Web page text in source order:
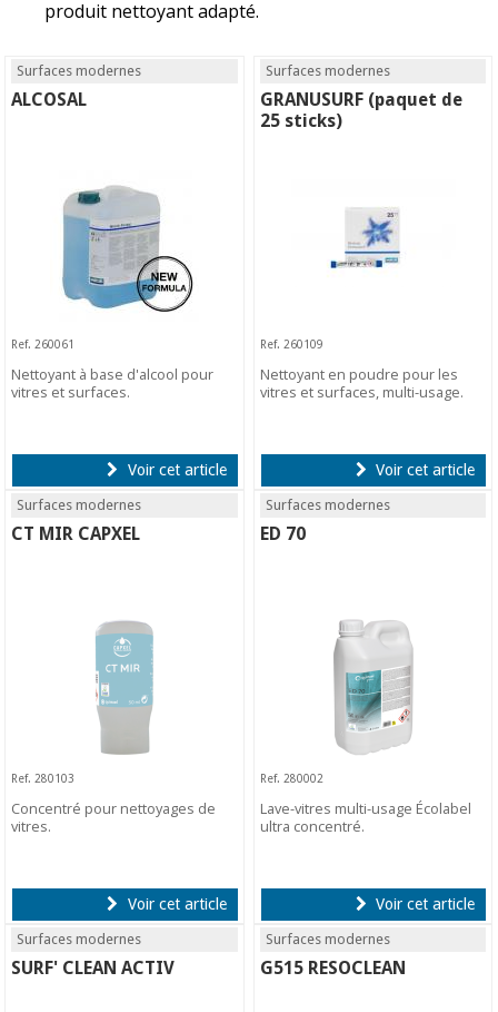
produit nettoyant adapté.
Surfaces modernes
ALCOSAL
Ref. 260061
Nettoyant à base d'alcool pour
vitres et surfaces.
Voir cet article
Surfaces modernes
GRANUSURF (paquet de
25 sticks)
Ref. 260109
Nettoyant en poudre pour les
vitres et surfaces, multi-usage.
Voir cet article
Surfaces modernes
CT MIR CAPXEL
Ref. 280103
Concentré pour nettoyages de
vitres.
Voir cet article
Surfaces modernes
ED 70
Ref. 280002
Lave-vitres multi-usage Écolabel
ultra concentré.
Voir cet article
Surfaces modernes
SURF' CLEAN ACTIV
Surfaces modernes
G515 RESOCLEAN